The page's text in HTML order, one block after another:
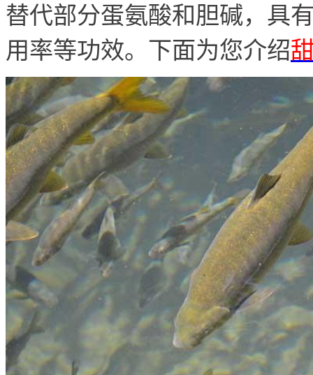
替代部分蛋氨酸和胆碱，具
用率等功效。下面为您介绍